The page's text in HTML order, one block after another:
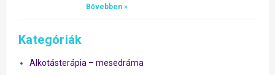
Bővebben »
Kategóriák
Alkotásterápia – mesedráma